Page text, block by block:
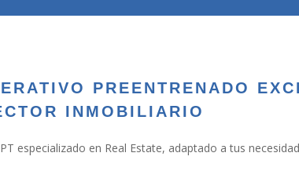
PREENTRENADO
INMOBILIARIO
especializado en Real Estate, adaptado a tus